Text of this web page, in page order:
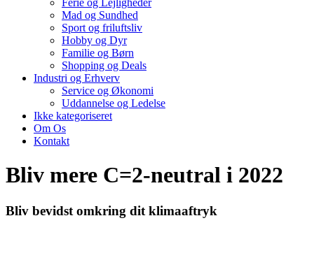
Ferie og Lejligheder
Mad og Sundhed
Sport og friluftsliv
Hobby og Dyr
Familie og Børn
Shopping og Deals
Industri og Erhverv
Service og Økonomi
Uddannelse og Ledelse
Ikke kategoriseret
Om Os
Kontakt
Bliv mere C=2-neutral i 2022
Bliv bevidst omkring dit klimaaftryk